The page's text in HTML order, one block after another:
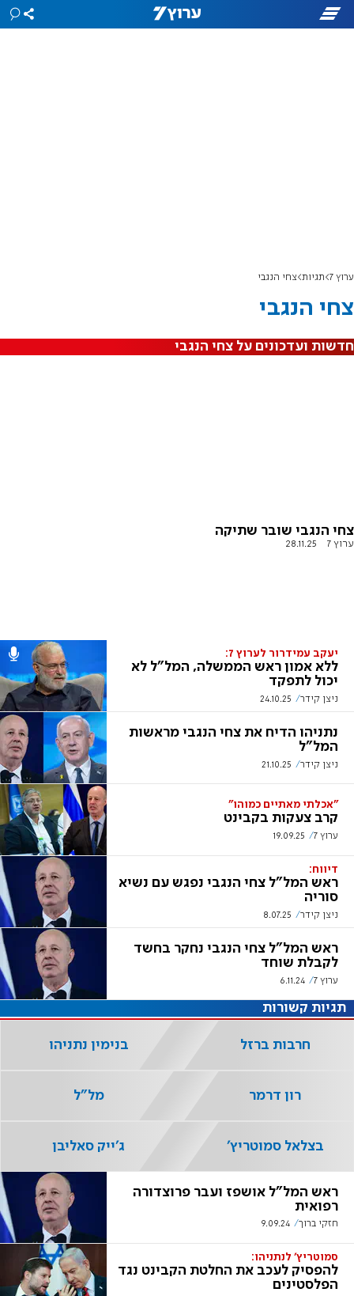
ערוץ 7 תגיות צחי הנגבי
צחי הנגבי
חדשות ועדכונים על צחי הנגבי
צחי הנגבי שובר שתיקה
ערוץ 7 28.11.25
יעקב עמידרור לערוץ 7:
ללא אמון ראש הממשלה, המל"ל לא
יכול לתפקד
ניצן קידר 24.10.25
נתניהו הדיח את צחי הנגבי מראשות
המל"ל
ניצן קידר 21.10.25
"אכלתי מאתיים כמוהו"
קרב צעקות בקבינט
ערוץ 7 19.09.25
דיווח:
ראש המל"ל צחי הנגבי נפגש עם נשיא
סוריה
ניצן קידר 8.07.25
ראש המל"ל צחי הנגבי נחקר בחשד
לקבלת שוחד
ערוץ 7 6.11.24
ראש המל"ל אושפז ועבר פרוצדורה
רפואית
חזקי ברוך 9.09.24
סמוטריץ' לנתניהו:
להפסיק לעכב את החלטת הקבינט נגד
הפלסטינים
תגיות קשורות
חרבות ברזל בנימין נתניהו
רון דרמר מל"ל
בצלאל סמוטריץ' ג'ייק סאליבן